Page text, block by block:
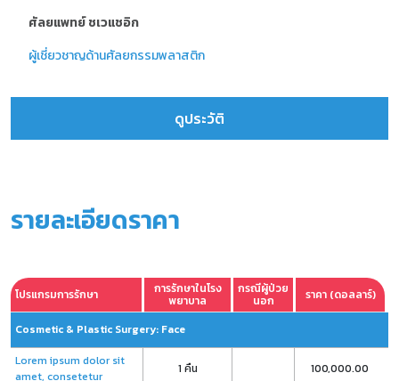
ศัลยแพทย์ ชเวแชอิก
ผู้เชี่ยวชาญด้านศัลยกรรมพลาสติก
ดูประวัติ
รายละเอียดราคา
โปรแกรมการรักษา การรักษาในโรง
พยาบาล
กรณีผู้ป่วย
นอก ราคา (ดอลลาร์)
Cosmetic & Plastic Surgery: Face
Lorem ipsum dolor sit
amet, consetetur
1 คืน 100,000.00